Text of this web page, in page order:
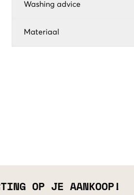
Washing advice
Materiaal
OP JE AANKOOP!